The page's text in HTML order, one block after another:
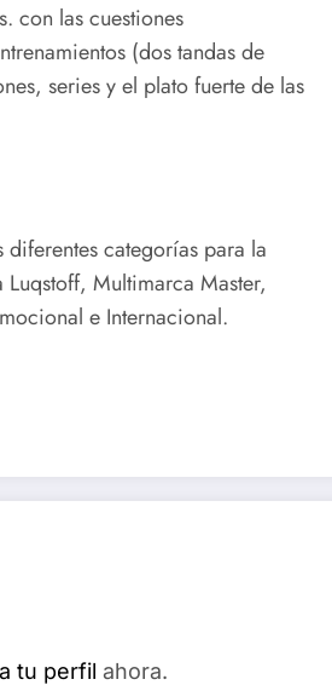
con las cuestiones
(dos tandas de
series y el plato fuerte de las
categorías para la
Multimarca Master,
e Internacional.
tu perfil ahora.